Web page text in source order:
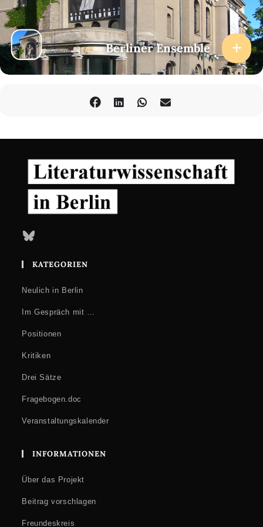
Berliner Ensemble
Bluesky
KATEGORIEN
Neulich in Berlin
Im Gespräch mit …
Positionen
Kritiken
Drei Sätze
Fragebogen.doc
Veranstaltungskalender
INFORMATIONEN
Über das Projekt
Beitrag vorschlagen
Freundeskreis